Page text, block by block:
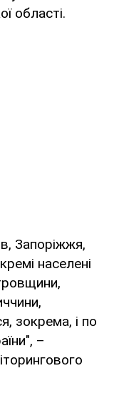
області.
Запоріжжя,
населені
зокрема, і по
–